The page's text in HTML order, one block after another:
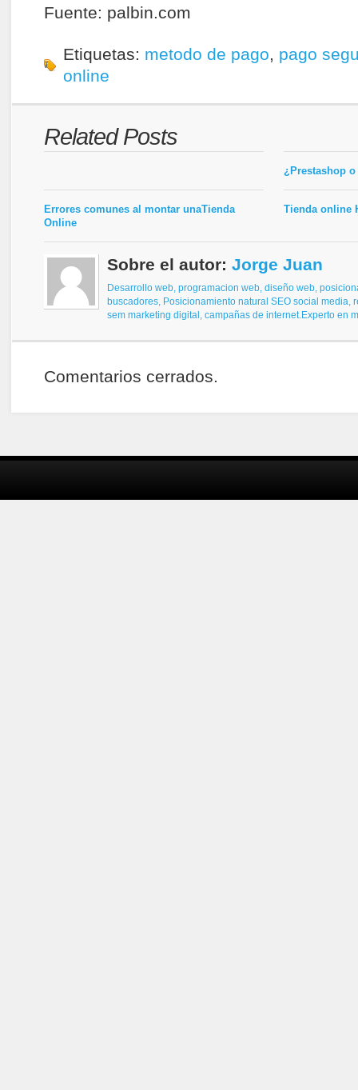
Fuente: palbin.com
Etiquetas: metodo de pago, pago
online
Related Posts
¿Prestashop
Errores comunes al montar unaTienda
Online
Tienda online
Sobre el autor: Jorge Juan
Desarrollo web, programacion web, diseño web,
buscadores, Posicionamiento natural SEO social media,
sem marketing digital, campañas de internet.Experto en
Comentarios cerrados.